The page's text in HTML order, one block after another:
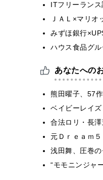
ITフリーラン
ＪＡＬ×マリ
みずほ銀行
ハウス食品グ
あなたへの
熊田曜子、57
ベイビーレイ
合法ロリ・長
元Ｄｒｅａｍ
浅田舞、圧巻
“モモニンジャ